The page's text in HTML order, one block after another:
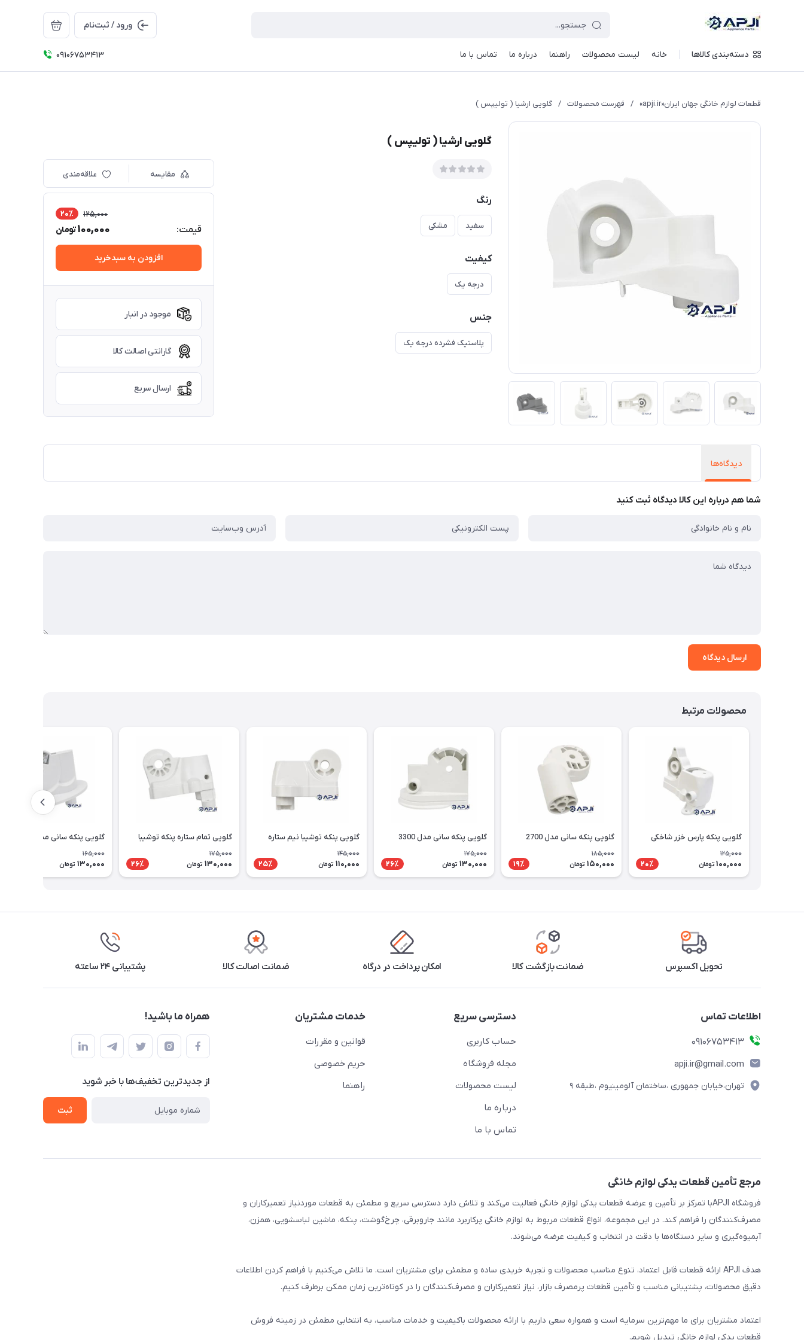
ورود / ثبت‌نام
دسته‌بندی کالاها خانه لیست محصولات راهنما درباره ما تماس با ما 09106753413
قطعات لوازم خانگی جهان ایران«apji.ir» / فهرست محصولات / گلویی ارشیا ( تولیپس )
گلویی ارشیا ( تولیپس )
رنگ
سفید مشکی
کیفیت
درجه یک
جنس
پلاستیک فشرده درجه یک
مقایسه علاقه‌مندی
قیمت:
125,000 20٪
100,000تومان
افزودن به سبدخرید
موجود در انبار
گارانتی اصالت کالا
ارسال سریع
دیدگاه‌ها
شما هم درباره این کالا دیدگاه ثبت کنید
ارسال دیدگاه
محصولات مرتبط
گلویی پنکه پارس خزر شاخکی
125,000
100,000 تومان 20٪
گلویی پنکه سانی مدل 2700
185,000
150,000 تومان 19٪
گلویی پنکه سانی مدل 3300
175,000
130,000 تومان 26٪
گلویی پنکه توشیبا نیم ستاره
145,000
110,000 تومان 25٪
گلویی تمام ستاره پنکه توشیبا
175,000
130,000 تومان 26٪
گلویی پنکه سانی مدل 2001
165,000
130,000 تومان
تحویل اکسپرس ضمانت بازگشت کالا امکان پرداخت در درگاه ضمانت اصالت کالا پشتیبانی ۲۴ ساعته
اطلاعات تماس
09106753413
apji.ir@gmail.com
تهران،خیابان جمهوری ،ساختمان آلومینیوم ،طبقه ۹
دسترسی سریع
حساب کاربری
مجله فروشگاه
لیست محصولات
درباره ما
تماس با ما
خدمات مشتریان
قوانین و مقررات
حریم خصوصی
راهنما
همراه ما باشید!
از جدید‌ترین تخفیف‌ها با‌ خبر شوید
ثبت
مرجع تأمین قطعات یدکی لوازم خانگی
فروشگاه APJIبا تمرکز بر تأمین و عرضه قطعات یدکی لوازم خانگی فعالیت می‌کند و تلاش دارد دسترسی سریع و مطمئن به قطعات موردنیاز تعمیرکاران و
مصرف‌کنندگان را فراهم کند. در این مجموعه، انواع قطعات مربوط به لوازم خانگی پرکاربرد مانند جاروبرقی، چرخ‌گوشت، پنکه، ماشین لباسشویی، همزن،
آبمیوه‌گیری و سایر دستگاه‌ها با دقت در انتخاب و کیفیت عرضه می‌شوند.
هدف APJI ارائه قطعات قابل اعتماد، تنوع مناسب محصولات و تجربه خریدی ساده و مطمئن برای مشتریان است. ما تلاش می‌کنیم با فراهم کردن اطلاعات
دقیق محصولات، پشتیبانی مناسب و تأمین قطعات پرمصرف بازار، نیاز تعمیرکاران و مصرف‌کنندگان را در کوتاه‌ترین زمان ممکن برطرف کنیم.
اعتماد مشتریان برای ما مهم‌ترین سرمایه است و همواره سعی داریم با ارائه محصولات باکیفیت و خدمات مناسب، به انتخابی مطمئن در زمینه فروش
قطعات یدکی لوازم خانگی تبدیل شویم.